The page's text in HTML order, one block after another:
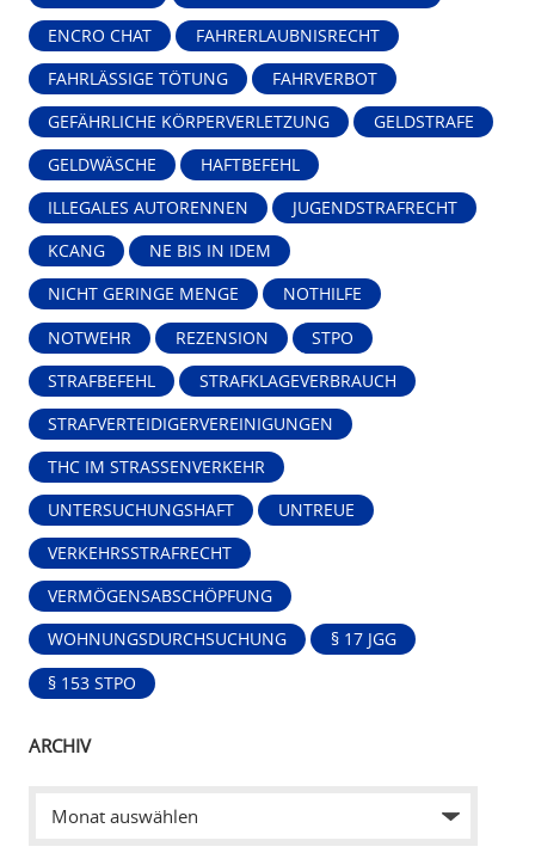
ENCRO CHAT FAHRERLAUBNISRECHT
FAHRLÄSSIGE TÖTUNG FAHRVERBOT
GEFÄHRLICHE KÖRPERVERLETZUNG GELDSTRAFE
GELDWÄSCHE HAFTBEFEHL
ILLEGALES AUTORENNEN JUGENDSTRAFRECHT
KCANG NE BIS IN IDEM
NICHT GERINGE MENGE NOTHILFE
NOTWEHR REZENSION STPO
STRAFBEFEHL STRAFKLAGEVERBRAUCH
STRAFVERTEIDIGERVEREINIGUNGEN
THC IM STRASSENVERKEHR
UNTERSUCHUNGSHAFT UNTREUE
VERKEHRSSTRAFRECHT
VERMÖGENSABSCHÖPFUNG
WOHNUNGSDURCHSUCHUNG § 17 JGG
§ 153 STPO
ARCHIV